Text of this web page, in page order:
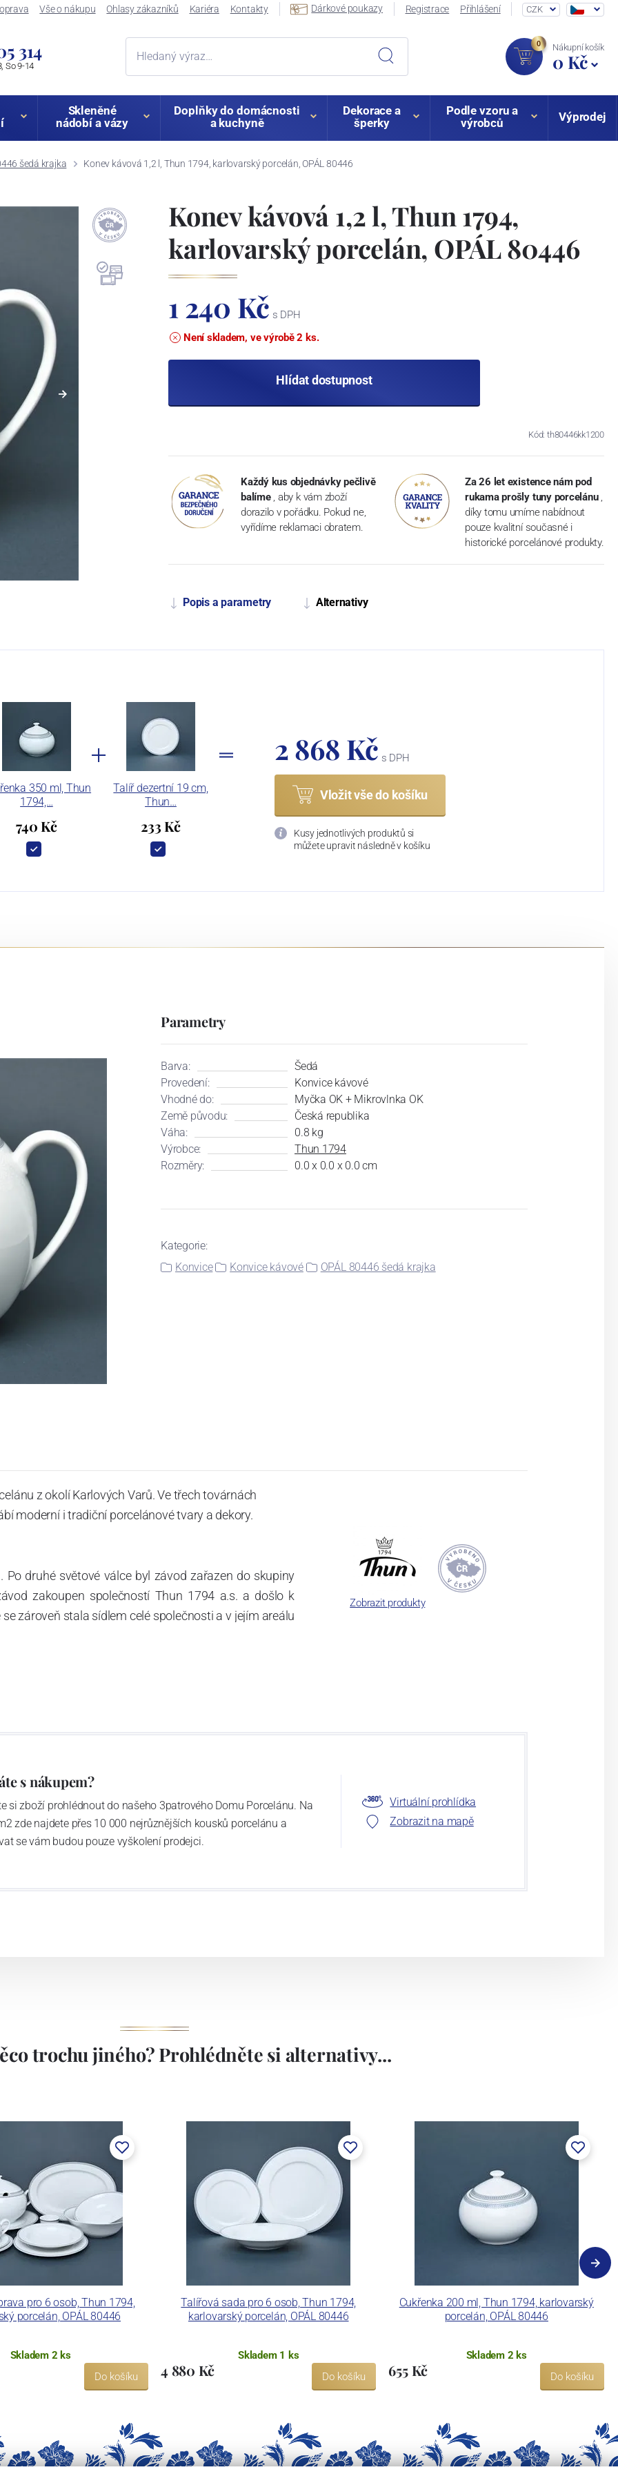
Vše o nákupu Ohlasy zákazníků Kariéra Kontakty Dárkové poukazy Registrace Přihlášení CZK
314
So 9-14
0 Nákupní košík
0 Kč
Skleněné
nádobí a vázy
Doplňky do domácnosti
a kuchyně
Dekorace a
šperky
Podle vzoru a
výrobců
Výprodej
šedá krajka Konev kávová 1,2 l, Thun 1794, karlovarský porcelán, OPÁL 80446
Konev kávová 1,2 l, Thun 1794,
karlovarský porcelán, OPÁL 80446
1 240 Kč s DPH
Není skladem, ve výrobě 2 ks.
Hlídat dostupnost
Kód: th80446kk1200
Každý kus objednávky pečlivě
balíme , aby k vám zboží
dorazilo v pořádku. Pokud ne,
vyřídíme reklamaci obratem.
Za 26 let existence nám pod
rukama prošly tuny porcelánu ,
díky tomu umíme nabídnout
pouze kvalitní současné i
historické porcelánové produkty.
Popis a parametry Alternativy
350 ml, Thun
1794,…
740 Kč
Talíř dezertní 19 cm,
Thun…
233 Kč
2 868 Kč s DPH
Vložit vše do košíku
Kusy jednotlivých produktů si
můžete upravit následně v košíku
Parametry
Barva:
Šedá
Provedení:
Konvice kávové
Vhodné do:
Myčka OK + Mikrovlnka OK
Země původu:
Česká republika
Váha:
0.8 kg
Výrobce:
Thun 1794
Rozměry:
0.0 x 0.0 x 0.0 cm
Kategorie:
Konvice
Konvice kávové OPÁL 80446 šedá krajka
z okolí Karlových Varů. Ve třech továrnách
moderní i tradiční porcelánové tvary a dekory.
Po druhé světové válce byl závod zařazen do skupiny
zakoupen společností Thun 1794 a.s. a došlo k
zároveň stala sídlem celé společnosti a v jejím areálu
Františkem Josefem Thunem a J.N. Weberem,
letech minulého století byla továrna přemístěna do
se nachází dodnes. Závod je vybaven moderními
zařízení. Závod je vybaven zařízením na výrobu
a vtavnou dekorační pecí. Závod je schopen
technik.
LC a Thun Hotel & Restaurant.
Zobrazit produkty
s nákupem?
si zboží prohlédnout do našeho 3patrového Domu Porcelánu. Na
zde najdete přes 10 000 nejrůznějších kousků porcelánu a
se vám budou pouze vyškolení prodejci.
Virtuální prohlídka
Zobrazit na mapě
trochu jiného? Prohlédněte si alternativy...
pro 6 osob, Thun 1794,
porcelán, OPÁL 80446
Skladem 2 ks
Do košíku
Talířová sada pro 6 osob, Thun 1794,
karlovarský porcelán, OPÁL 80446
Skladem 1 ks
4 880 Kč Do košíku
Cukřenka 200 ml, Thun 1794, karlovarský
porcelán, OPÁL 80446
Skladem 2 ks
655 Kč Do košíku